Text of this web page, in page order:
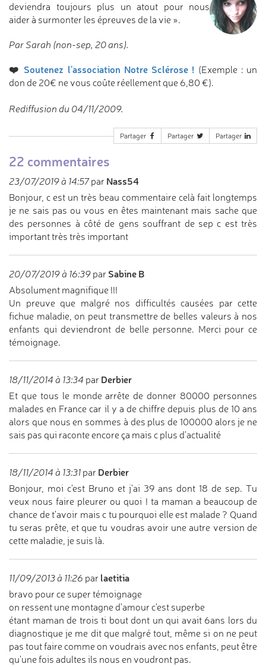
deviendra toujours plus un atout pour nous
aider à surmonter les épreuves de la vie ».
Par Sarah (non-sep, 20 ans).
❤️ Soutenez l'association Notre Sclérose ! (Exemple : un
don de 20€ ne vous coûte réellement que 6,80 €).
Rediffusion du 04/11/2009.
Partager Partager Partager
22 commentaires
23/07/2019 à 14:57par Nass54
Bonjour, c est un très beau commentaire celà fait longtemps
je ne sais pas ou vous en êtes maintenant mais sache que
des personnes à côté de gens souffrant de sep c est très
important très très important
20/07/2019 à 16:39 par Sabine B
Absolument magnifique !!!
Un preuve que malgré nos difficultés causées par cette
fichue maladie, on peut transmettre de belles valeurs à nos
enfants qui deviendront de belle personne. Merci pour ce
témoignage.
18/11/2014 à 13:34 par Derbier
Et que tous le monde arrête de donner 80000 personnes
malades en France car il y a de chiffre depuis plus de 10 ans
alors que nous en sommes à des plus de 100000 alors je ne
sais pas qui raconte encore ça mais c plus d'actualité
18/11/2014 à 13:31 par Derbier
Bonjour, moi c'est Bruno et j'ai 39 ans dont 18 de sep. Tu
veux nous faire pleurer ou quoi ! ta maman a beaucoup de
chance de t'avoir mais c tu pourquoi elle est malade ? Quand
tu seras prête, et que tu voudras avoir une autre version de
cette maladie, je suis là.
11/09/2013 à 11:26 par laetitia
bravo pour ce super témoignage
on ressent une montagne d'amour c'est superbe
étant maman de trois ti bout dont un qui avait 6ans lors du
diagnostique je me dit que malgré tout, même si on ne peut
pas tout faire comme on voudrais avec nos enfants, peut être
qu'une fois adultes ils nous en voudront pas.